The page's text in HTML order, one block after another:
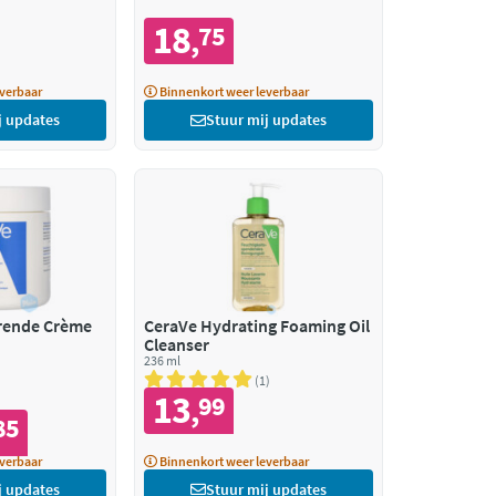
updates
18,75
Binnenkort weer leverbaar
Stuur mij updates
Crème
updates
CeraVe Hydrating Foaming Oil
Cleanser
236 ml
1
13,99
Binnenkort weer leverbaar
Stuur mij updates